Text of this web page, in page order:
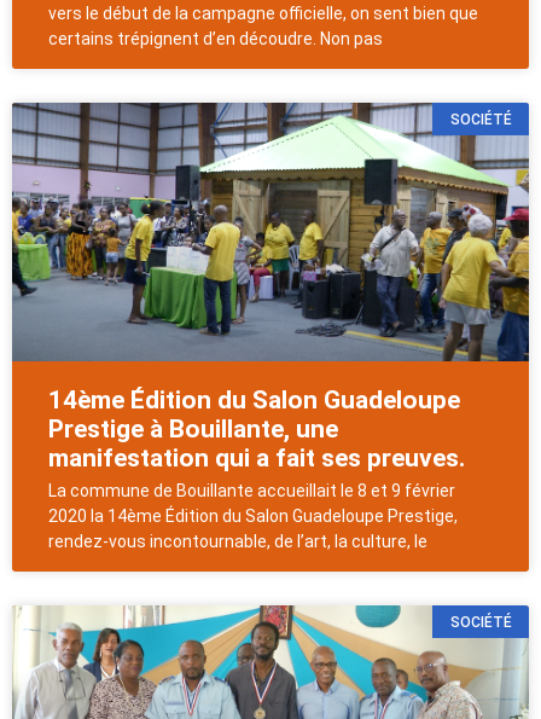
vers le début de la campagne officielle, on sent bien que
certains trépignent d’en découdre. Non pas
SOCIÉTÉ
14ème Édition du Salon Guadeloupe
Prestige à Bouillante, une
manifestation qui a fait ses preuves.
La commune de Bouillante accueillait le 8 et 9 février
2020 la 14ème Édition du Salon Guadeloupe Prestige,
rendez-vous incontournable, de l’art, la culture, le
SOCIÉTÉ